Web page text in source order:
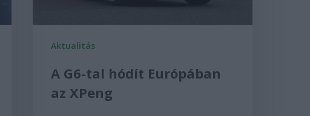
Aktualitás
A G6-tal hódít Európában
az XPeng